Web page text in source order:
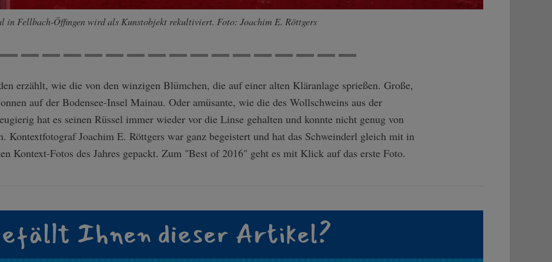
in Fellbach-Öffingen wird als Kunstobjekt rekultiviert. Foto: Joachim E. Röttgers
erzählt, wie die von den winzigen Blümchen, die auf einer alten Kläranlage sprießen. Große,
auf der Bodensee-Insel Mainau. Oder amüsante, wie die des Wollschweins aus der
hat es seinen Rüssel immer wieder vor die Linse gehalten und konnte nicht genug von
Kontextfotograf Joachim E. Röttgers war ganz begeistert und hat das Schweinderl gleich mit in
Kontext-Fotos des Jahres gepackt. Zum "Best of 2016" geht es mit Klick auf das erste Foto.
Ihnen dieser Artikel?